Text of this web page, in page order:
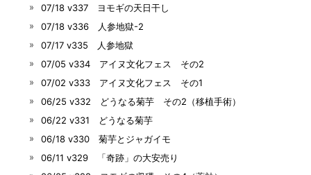
07/18 v337 ヨモギの天日干し
07/18 v336 人参地獄-2
07/17 v335 人参地獄
07/05 v334 アイヌ文化フェス その2
07/02 v333 アイヌ文化フェス その1
06/25 v332 どうなる菊芋 その2（移植手術）
06/22 v331 どうなる菊芋
06/18 v330 菊芋とジャガイモ
06/11 v329 「奇跡」の大安売り